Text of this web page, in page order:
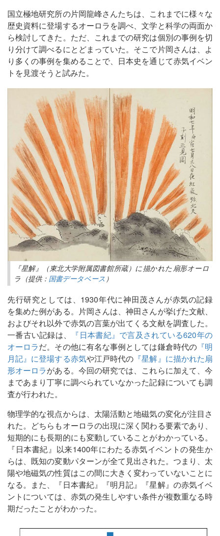
国立極地研究所の片岡龍峰さんたちは、これまでに様々な
歴史資料に登場するオーロラを調べ、文学と科学の両面か
ら検討してきた。ただ、これまでの研究は個別の事例を切
り分けて調べるにとどまっていた。そこで片岡さんは、よ
り多くの事例を集めることで、日本史を通じて赤気イベン
トを見渡そうと試みた。
『星解』（東北大学附属図書館所蔵）に描かれた扇形オーロ
ラ（提供： 国書データベース ）
先行研究としては、1930年代に神田茂さんが赤気の記録
を集めた例がある。片岡さんは、神田さんが挙げた文献、
およびそれ以外で赤気の言葉が出てくる文献を調査した。
一番古い記録は、
『日本書紀』で言及されている620年の
オーロラだ。その他に有名な事例としては鎌倉時代の『明
月記』に登場する赤気や江戸時代の 『星解』に描かれた扇
形オーロラがある。今回の研究では、これらに加えて、今
まであまり丁寧に調べられていなかった記録についても調
査が行われた。
物理学的な視点からは、太陽活動と地磁気の変化が注目さ
れた。どちらもオーロラの出現に深く関わる要素であり、
短期的にも長期的にも変動していることがわかっている。
『日本書紀』以来1400年にわたる赤気イベントの発生か
らは、既知の変動パターンが全て見出された。つまり、太
陽や地磁気の性質はこの間に大きく変わっていないことに
なる。また、『日本書紀』『明月記』『星解』の赤気イベ
ントについては、赤気の発生しやすい条件が複数重なる時
期だったことがわかった。